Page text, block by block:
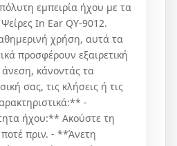
εμπειρία ήχου με τα
In Ear QY-9012.
χρήση, αυτά τα
προσφέρουν εξαιρετική
κάνοντάς τα
σας, τις κλήσεις ή τις
-
ήχου:** Ακούστε τη
πριν. - **Άνετη